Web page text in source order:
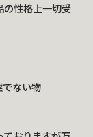
の性格上一切受
ない物